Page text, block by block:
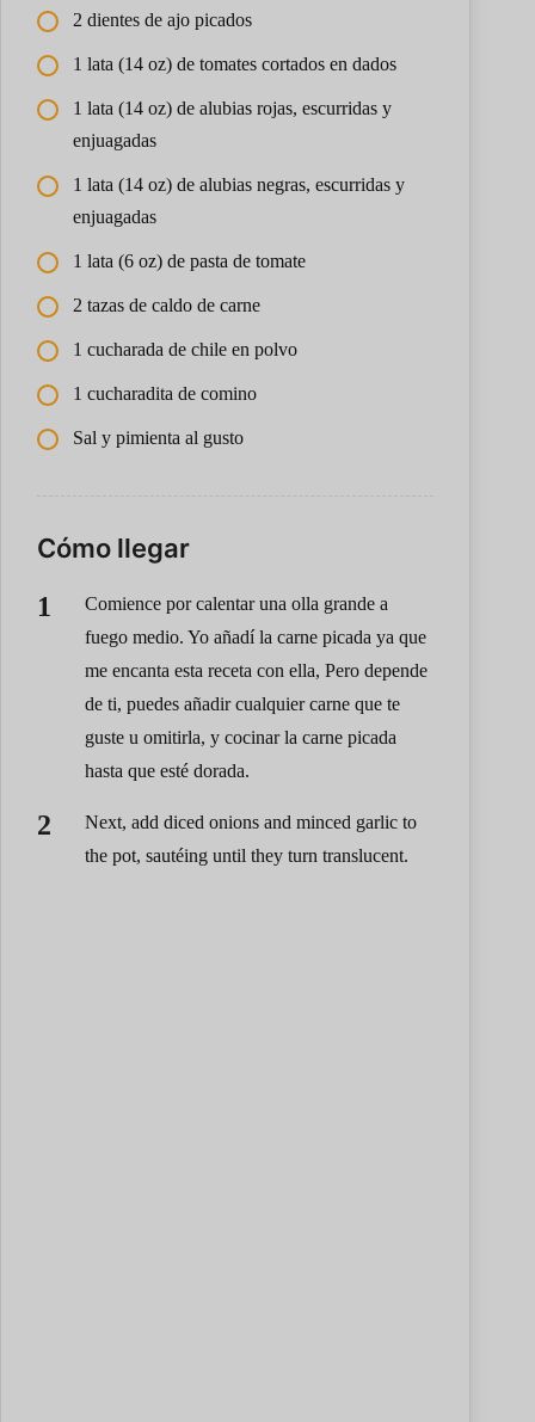
2 dientes de ajo picados
1 lata (14 oz) de tomates cortados en dados
1 lata (14 oz) de alubias rojas, escurridas y
enjuagadas
1 lata (14 oz) de alubias negras, escurridas y
enjuagadas
1 lata (6 oz) de pasta de tomate
2 tazas de caldo de carne
1 cucharada de chile en polvo
1 cucharadita de comino
Sal y pimienta al gusto
Cómo llegar
Comience por calentar una olla grande a
fuego medio. Yo añadí la carne picada ya que
me encanta esta receta con ella, Pero depende
de ti, puedes añadir cualquier carne que te
guste u omitirla, y cocinar la carne picada
hasta que esté dorada.
Next, add diced onions and minced garlic to
the pot, sautéing until they turn translucent.